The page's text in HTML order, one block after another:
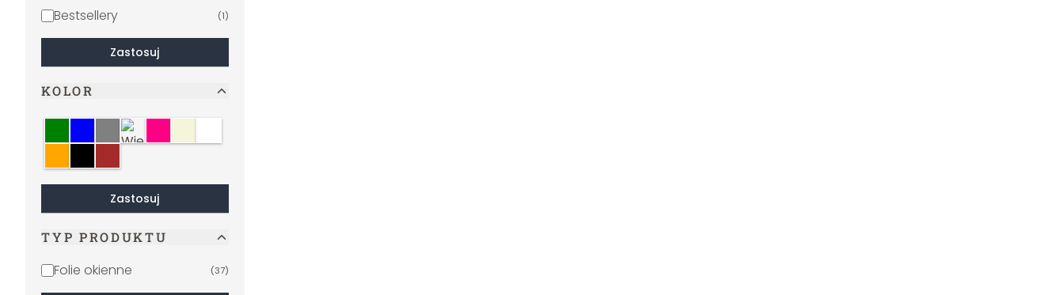
Bestsellery (1)
Zastosuj
KOLOR
Niebieski
SzaryWielokolorowe
Zastosuj
TYP PRODUKTU
Folie okienne (37)